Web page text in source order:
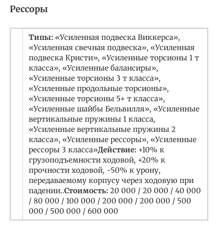
Рессоры
Типы: «Усиленная подвеска Виккерса»,
«Усиленная свечная подвеска», «Усиленная
подвеска Кристи», «Усиленные торсионы 1 т
класса», «Усиленные балансиры»,
«Усиленные торсионы 3 т класса»,
«Усиленные продольные торсионы»,
«Усиленные торсионы 5+ т класса»,
«Усиленные шайбы Бельвилля», «Усиленные
вертикальные пружины 1 класса,
«Усиленные вертикальные пружины 2
класса», «Усиленные рессоры», «Усиленные
рессоры 3 класса»Действие: +10% к
грузоподъемности ходовой, +20% к
прочности ходовой, -50% к урону,
передаваемому корпусу через ходовую при
падении..Стоимость: 20 000 / 20 000 / 40 000
/ 80 000 / 100 000 / 200 000 / 200 000 / 500
000 / 500 000 / 600 000